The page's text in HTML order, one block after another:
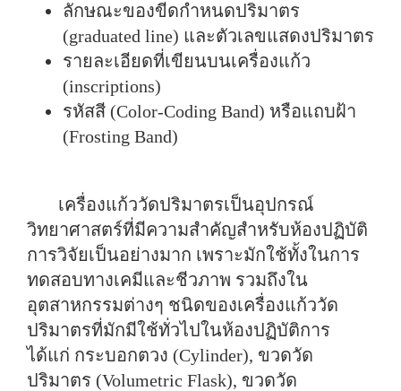
ลักษณะของขีดกำหนดปริมาตร
(graduated line) และตัวเลขแสดงปริมาตร
รายละเอียดที่เขียนบนเครื่องแก้ว
(inscriptions)
รหัสสี (Color-Coding Band) หรือแถบฝ้า
(Frosting Band)
เครื่องแก้ววัดปริมาตรเป็นอุปกรณ์
วิทยาศาสตร์ที่มีความสำคัญสำหรับห้องปฏิบัติ
การวิจัยเป็นอย่างมาก เพราะมักใช้ทั้งในการ
ทดสอบทางเคมีและชีวภาพ รวมถึงใน
อุตสาหกรรมต่างๆ ชนิดของเครื่องแก้ววัด
ปริมาตรที่มักมีใช้ทั่วไปในห้องปฏิบัติการ
ได้แก่ กระบอกตวง (Cylinder), ขวดวัด
ปริมาตร (Volumetric Flask), ขวดวัด